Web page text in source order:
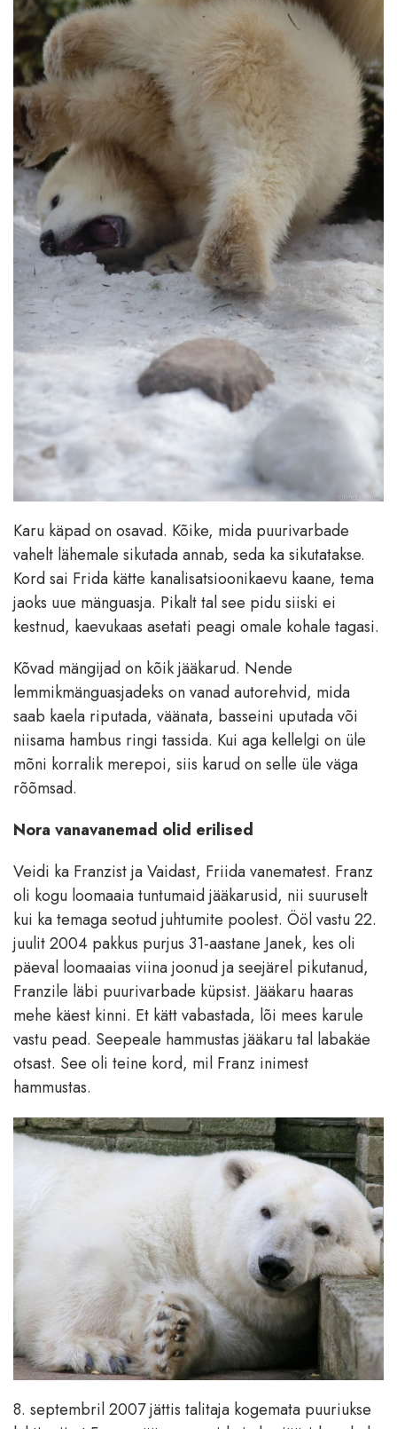
Karu käpad on osavad. Kõike, mida puurivarbade
vahelt lähemale sikutada annab, seda ka sikutatakse.
Kord sai Frida kätte kanalisatsioonikaevu kaane, tema
jaoks uue mänguasja. Pikalt tal see pidu siiski ei
kestnud, kaevukaas asetati peagi omale kohale tagasi.
Kõvad mängijad on kõik jääkarud. Nende
lemmikmänguasjadeks on vanad autorehvid, mida
saab kaela riputada, väänata, basseini uputada või
niisama hambus ringi tassida. Kui aga kellelgi on üle
mõni korralik merepoi, siis karud on selle üle väga
rõõmsad.
Nora vanavanemad olid erilised
Veidi ka Franzist ja Vaidast, Friida vanematest. Franz
oli kogu loomaaia tuntumaid jääkarusid, nii suuruselt
kui ka temaga seotud juhtumite poolest. Ööl vastu 22.
juulit 2004 pakkus purjus 31-aastane Janek, kes oli
päeval loomaaias viina joonud ja seejärel pikutanud,
Franzile läbi puurivarbade küpsist. Jääkaru haaras
mehe käest kinni. Et kätt vabastada, lõi mees karule
vastu pead. Seepeale hammustas jääkaru tal labakäe
otsast. See oli teine kord, mil Franz inimest
hammustas.
8. septembril 2007 jättis talitaja kogemata puuriukse